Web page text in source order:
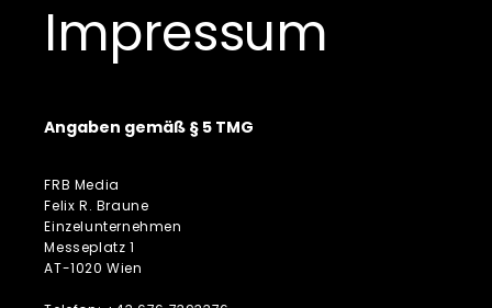
Impressum
Angaben gemäß § 5 TMG
FRB Media
Felix R. Braune
Einzelunternehmen
Messeplatz 1
AT-1020 Wien